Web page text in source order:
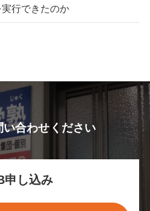
行できたのか
合わせください
申し込み